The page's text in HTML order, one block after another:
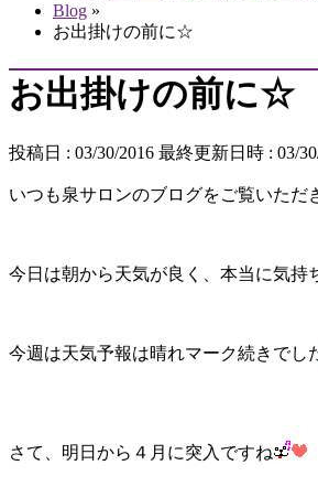
Blog »
お出掛けの前に☆
お出掛けの前に☆
投稿日 : 03/30/2016 最終更新日時 : 03/
いつも泉サロンのブログをご覧いただ
今日は朝から天気が良く、本当に気持
今週は天気予報は晴れマーク続きでし
さて、明日から４月に突入ですね